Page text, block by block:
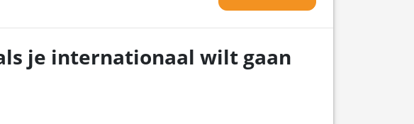
je internationaal wilt gaan